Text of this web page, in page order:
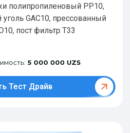
полипропиленовый РР10,
GAC10, прессованный
пост фильтр T33
5 000 000 UZS
Тест Драйв